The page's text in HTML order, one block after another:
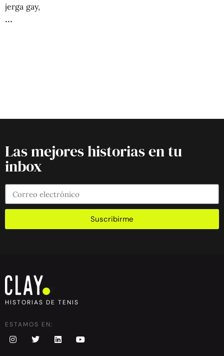
jerga gay,
Las mejores historias en tu
inbox
Suscribirme
HISTORIAS DE TENIS
ESTAMOS EN: